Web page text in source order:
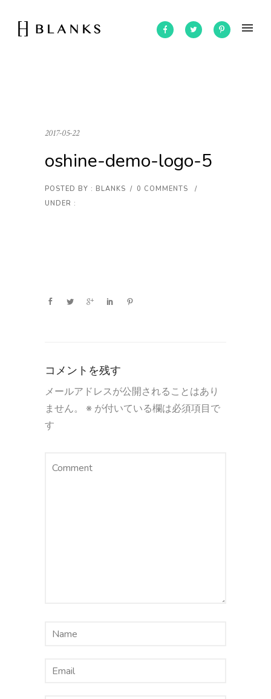
2017-05-22
oshine-demo-logo-5
POSTED BY : BLANKS / 0 COMMENTS
/
UNDER :
コメントを残す
メールアドレスが公開されることはあり
ません。
※ が付いている欄は必須項目で
す